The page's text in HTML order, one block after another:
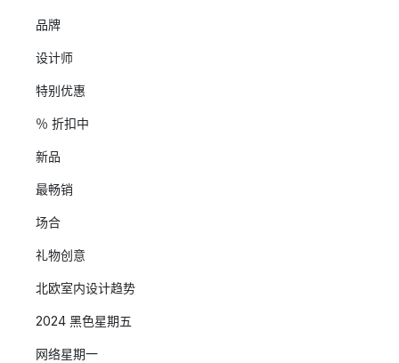
品牌
设计师
特别优惠
％ 折扣中
新品
最畅销
场合
礼物创意
北欧室内设计趋势
2024 黑色星期五
网络星期一